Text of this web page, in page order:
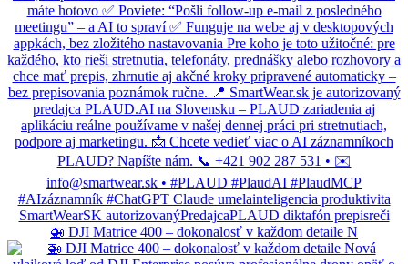
🚁 DJI Matrice 400 – dokonalosť v každom detaile N